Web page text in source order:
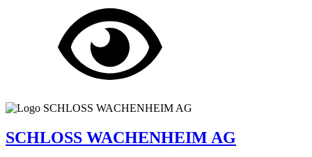
SCHLOSS WACHENHEIM AG